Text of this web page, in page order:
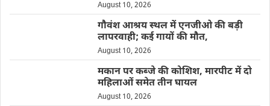
August 10, 2026
गौवंश आश्रय स्थल में एनजीओ की बड़ी
लापरवाही; कई गायों की मौत,
August 10, 2026
मकान पर कब्जे की कोशिश, मारपीट में दो
महिलाओं समेत तीन घायल
August 10, 2026